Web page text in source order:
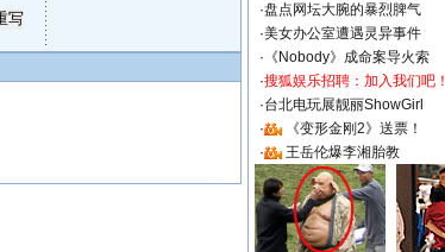
·盘点网坛大腕的暴烈脾气
·美女办公室遭遇灵异事件
· 《Nobody》成命案导火索
·搜狐娱乐招聘：加入我们吧！
·台北电玩展靓丽ShowGirl
·
《变形金刚2》送票！
·
王岳伦爆李湘胎教